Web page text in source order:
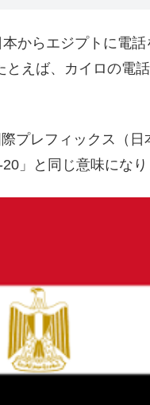
からエジプトに電
えば、カイロの電
プレフィックス（
」と同じ意味になり